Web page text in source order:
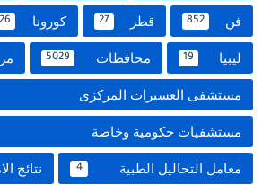
فن 852 قطر 27 كورونا 26
ليبيا 19 محافظات 5029
مستشفى العسيرات المركزى
مستشفيات حكومية وخاصة
معامل التحاليل الطبية 4 نتائج